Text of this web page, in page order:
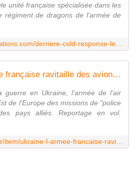
unité française spécialisée dans les
régiment de dragons de l'armée de
UKRAINE : L'armée française ravitaille des avions de l'Otan en plein vol, en Pologne
guerre en Ukraine, l'armée de l'air
de l'Europe des missions de "police
pays alliés. Reportage en vol.